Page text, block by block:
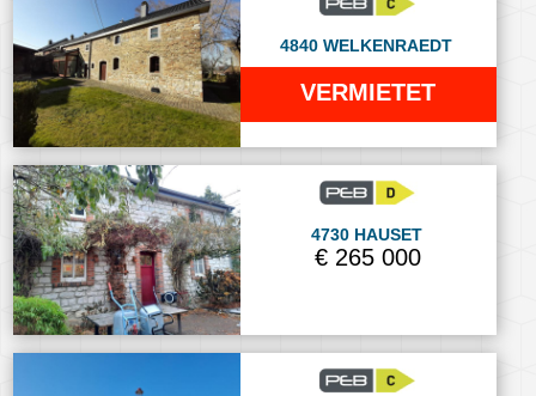
4840 WELKENRAEDT
VERMIETET
4730 HAUSET
€ 265 000